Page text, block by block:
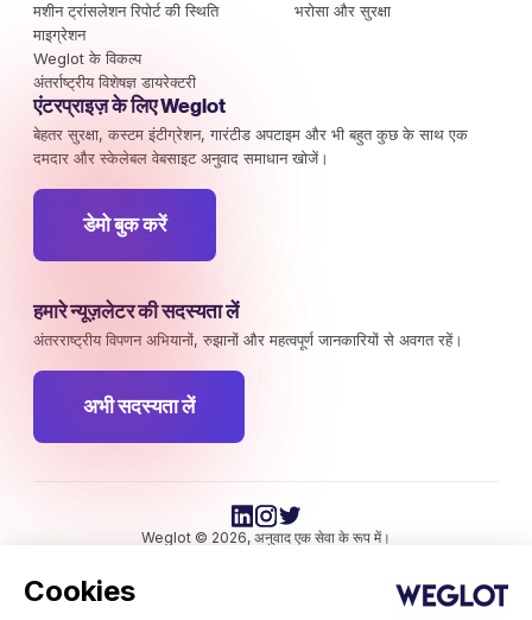
Cookies
मशीन ट्रांसलेशन रिपोर्ट की स्थिति
माइग्रेशन
Weglot के विकल्प
अंतर्राष्ट्रीय विशेषज्ञ डायरेक्टरी
भरोसा और सुरक्षा
एंटरप्राइज़ के लिए Weglot
बेहतर सुरक्षा, कस्टम इंटीग्रेशन, गारंटीड अपटाइम और भी बहुत कुछ के साथ एक
दमदार और स्केलेबल वेबसाइट अनुवाद समाधान खोजें।
डेमो बुक करें
हमारे न्यूज़लेटर की सदस्यता लें
अंतरराष्ट्रीय विपणन अभियानों, रुझानों और महत्वपूर्ण जानकारियों से अवगत रहें।
अभी सदस्यता लें
Weglot © 2026, अनुवाद एक सेवा के रूप में।